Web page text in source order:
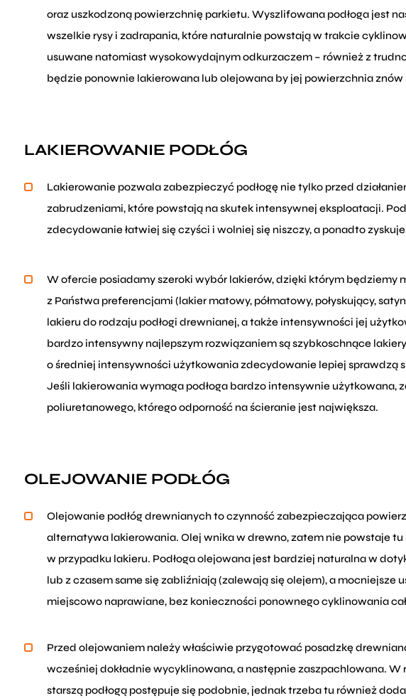
oraz uszkodzoną powierzchnię parkietu. Wyszlifowana podłoga jest
wszelkie rysy i zadrapania, które naturalnie powstają w trakcie
usuwane natomiast wysokowydajnym odkurzaczem – również z
będzie ponownie lakierowana lub olejowana by jej powierzchnia znów
LAKIEROWANIE PODŁÓG
Lakierowanie pozwala zabezpieczyć podłogę nie tylko przed
zabrudzeniami, które powstają na skutek intensywnej eksploatacji.
zdecydowanie łatwiej się czyści i wolniej się niszczy, a ponadto
W ofercie posiadamy szeroki wybór lakierów, dzięki którym będziemy
z Państwa preferencjami (lakier matowy, półmatowy, połyskujący,
lakieru do rodzaju podłogi drewnianej, a także intensywności jej
bardzo intensywny najlepszym rozwiązaniem są szybkoschnące
o średniej intensywności użytkowania zdecydowanie lepiej sprawdzą
Jeśli lakierowania wymaga podłoga bardzo intensywnie użytkowana,
poliuretanowego, którego odporność na ścieranie jest największa.
OLEJOWANIE PODŁÓG
Olejowanie podłóg drewnianych to czynność zabezpieczająca
alternatywa lakierowania. Olej wnika w drewno, zatem nie powstaje
w przypadku lakieru. Podłoga olejowana jest bardziej naturalna w
lub z czasem same się zabliźniają (zalewają się olejem), a mocniejsze
miejscowo naprawiane, bez konieczności ponownego cyklinowania
Przed olejowaniem należy właściwie przygotować posadzkę
wcześniej dokładnie wycyklinowana, a następnie zaszpachlowana.
starszą podłogą postępuje się podobnie, jednak trzeba tu również